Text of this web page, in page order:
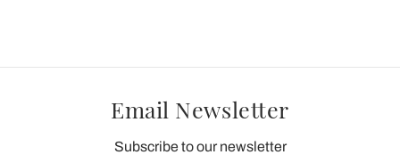
Email Newsletter
Subscribe to our newsletter